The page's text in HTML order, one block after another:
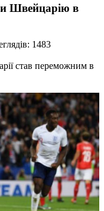
Швейцарію в
1483
став переможним в